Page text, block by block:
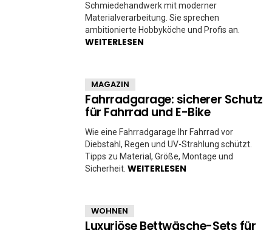
Schmiedehandwerk mit moderner
Materialverarbeitung. Sie sprechen
ambitionierte Hobbyköche und Profis an.
WEITERLESEN
MAGAZIN
Fahrradgarage: sicherer Schutz
für Fahrrad und E-Bike
Wie eine Fahrradgarage Ihr Fahrrad vor
Diebstahl, Regen und UV-Strahlung schützt.
Tipps zu Material, Größe, Montage und
Sicherheit. WEITERLESEN
WOHNEN
Luxuriöse Bettwäsche-Sets für